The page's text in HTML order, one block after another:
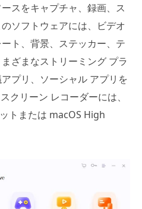
スをキャプチャ、録画、ス
ソフトウェアには、ビデオ
ト、背景、ステッカー、テ
ざまなストリーミング プラ
プリ、ソーシャル アプリを
クリーン レコーダーには、
トまたは macOS High